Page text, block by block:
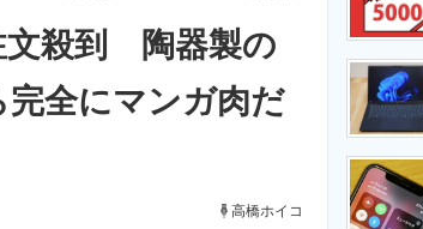
IT製品の技術・比較・事例 製造業のIT導入・活用を支援
エネルギーの専門メディア
文殺到 陶器製の
全にマンガ肉だ
高橋ホイコ